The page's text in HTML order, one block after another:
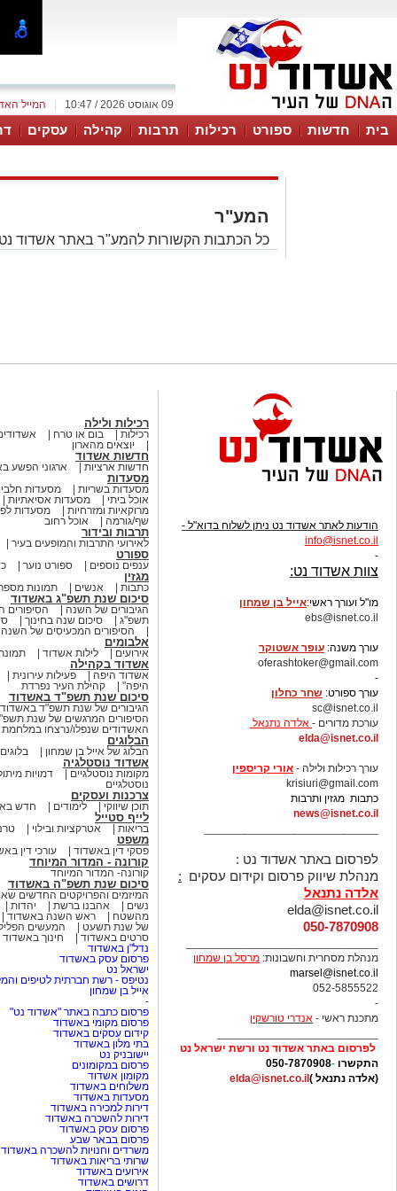
המייל 09 אוגוסט 2026 / 10:47
בית חדשות ספורט רכילות תרבות קהילה עסקים
המע"ר
כל הכתבות הקשורות להמע"ר באתר אשדוד
הודעות לאתר אשדוד נט ניתן לשלוח בדוא"ל -
info@isnet.co.i
-
צוות אשדוד נט:
מו"ל ועורך ראשי:אייל בן שמחון
ebs@isnet.co.il
עורך משנה: עופר אשטוקר
oferashtoker@gmail.com
-
עורך ספורט: שחר כחלון
sc@isnet.co.il
עורכת מדורים - אלדה נתנאל
elda@isnet.co.il
עורך רכילות ולילה - אורי קריספין
krisiuri@gmail.com
כתבות מגזין ותרבות
news@isnet.co.il
לפרסום באתר אשדוד נט :
מנהלת שיווק פרסום וקידום עסקים :
אלדה נתנאל
elda@isnet.co.il
050-7870908
מנהלת מסחרית וחשבונות: מרסל בן שמחון
marsel@isnet.co.il
052-5855522
-
מתכנת ראשי - אנדרי טורשקין
לפרסום באתר אשדוד נט ורשת ישראל נט
התקשרו -
050-7870908
(אלדה נתנאל ) elda@isnet.co.il
רכילות ולילה
רכילות בום או טרח
יוצאים מהארון
חדשות אשדוד
חדשות ארציות ארגוני הפשע
מסעדות
מסעדות בשריות
מסעדות
אוכל ביתי
מסעדות אסיאתיות
מרוקאיות ומזרחיות
מסעדות
שף/גורמה
אוכל רחוב
תרבות ובידור
לאירועי התרבות והמופעים בעיר
ספורט
ענפים נוספים ספורט נוער
מגזין
כתבות אנשים תמונות
סיכום שנת תשפ"ג באשדוד
הגיבורים של השנה
תשפ"ג
סיכום שנה בחינוך
הסיפורים המכעיסים של השנה
אלבומים
אירועים לילות אשדוד
אשדוד בקהילה
אשדוד היפה
פעילות עירונית
היפה"
קהילת העיר נפרדת
סיכום שנת תשפ"ד באשדוד
הגיבורים של שנת תשפ"ד
הסיפורים המרגשים של שנת
האשדודים שנפלו/נרצחו במלחמת
הבלוגים
הבלוג של אייל בן שמחון
אשדוד נוסטלגיה
מקומות נוסטלגיים
דמויות
נוסטלגיים
צרכנות ועסקים
תוכן שיווקי לימודים חדש
לייף סטייל
בריאות אטרקציות ובילוי
משפט
פסקי דין באשדוד עורכי דין
קורונה - המדור המיוחד
קורונה- המדור המיוחד
סיכום שנת תשפ"ה באשדוד
המיזמים והפרויקטים החדשים
נשים
אהבנו ברשת
יהדות
מהשטח
ראש השנה באשדוד
של שנת תשעט
המעשים
סרטים באשדוד
חינוך באשדוד
נדל"ן באשדוד
פרסום עסק באשדוד
ישראל נט
נטיפס - רשת חברתית לטיפים
אייל בן שמחון
-
פרסום כתבה באתר "אשדוד נט"
פרסום מקומי באשדוד
קידום עסקים באשדוד
בתי מלון באשדוד
יישובניק נט
פרסום במקומונים
מקומון אשדוד
משלוחים באשדוד
מסעדות באשדוד
דירות למכירה באשדוד
דירות להשכרה באשדוד
פרסום עסק באשדוד
פרסום בבאר שבע
משרדים וחנויות להשכרה באשדוד
שרותי בריאות באשדוד
אירועים באשדוד
דרושים באשדוד